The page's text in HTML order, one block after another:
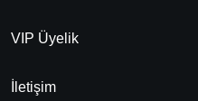
VIP Üyelik
İletişim